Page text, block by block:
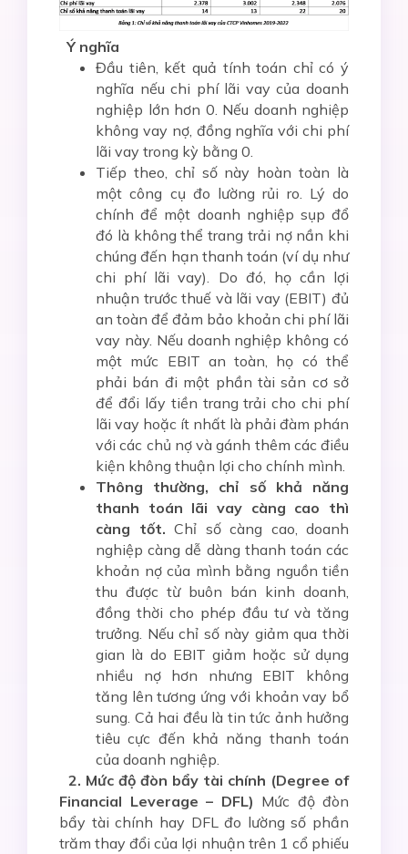
Ý nghĩa
Đầu tiên, kết quả tính toán chỉ có ý
nghĩa nếu chi phí lãi vay của doanh
nghiệp lớn hơn 0. Nếu doanh nghiệp
không vay nợ, đồng nghĩa với chi phí
lãi vay trong kỳ bằng 0.
Tiếp theo, chỉ số này hoàn toàn là
một công cụ đo lường rủi ro. Lý do
chính để một doanh nghiệp sụp đổ
đó là không thể trang trải nợ nần khi
chúng đến hạn thanh toán (ví dụ như
chi phí lãi vay). Do đó, họ cần lợi
nhuận trước thuế và lãi vay (EBIT) đủ
an toàn để đảm bảo khoản chi phí lãi
vay này. Nếu doanh nghiệp không có
một mức EBIT an toàn, họ có thể
phải bán đi một phần tài sản cơ sở
để đổi lấy tiền trang trải cho chi phí
lãi vay hoặc ít nhất là phải đàm phán
với các chủ nợ và gánh thêm các điều
kiện không thuận lợi cho chính mình.
Thông thường, chỉ số khả năng
thanh toán lãi vay càng cao thì
càng tốt. Chỉ số càng cao, doanh
nghiệp càng dễ dàng thanh toán các
khoản nợ của mình bằng nguồn tiền
thu được từ buôn bán kinh doanh,
đồng thời cho phép đầu tư và tăng
trưởng. Nếu chỉ số này giảm qua thời
gian là do EBIT giảm hoặc sử dụng
nhiều nợ hơn nhưng EBIT không
tăng lên tương ứng với khoản vay bổ
sung. Cả hai đều là tin tức ảnh hưởng
tiêu cực đến khả năng thanh toán
của doanh nghiệp.
2. Mức độ đòn bẩy tài chính (Degree of
Financial Leverage – DFL) Mức độ đòn
bẩy tài chính hay DFL đo lường số phần
trăm thay đổi của lợi nhuận trên 1 cổ phiếu